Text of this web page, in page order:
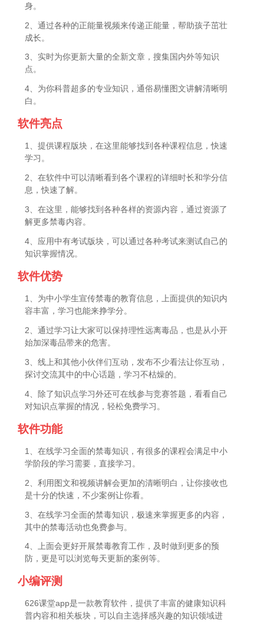
身。
2、通过各种的正能量视频来传递正能量，帮助孩子茁壮
成长。
3、实时为你更新大量的全新文章，搜集国内外等知识
点。
4、为你科普超多的专业知识，通俗易懂图文讲解清晰明
白。
软件亮点
1、提供课程版块，在这里能够找到各种课程信息，快速
学习。
2、在软件中可以清晰看到各个课程的详细时长和学分信
息，快速了解。
3、在这里，能够找到各种各样的资源内容，通过资源了
解更多禁毒内容。
4、应用中有考试版块，可以通过各种考试来测试自己的
知识掌握情况。
软件优势
1、为中小学生宣传禁毒的教育信息，上面提供的知识内
容丰富，学习也能来挣学分。
2、通过学习让大家可以保持理性远离毒品，也是从小开
始加深毒品带来的危害。
3、线上和其他小伙伴们互动，发布不少看法让你互动，
探讨交流其中的中心话题，学习不枯燥的。
4、除了知识点学习外还可在线参与竞赛答题，看看自己
对知识点掌握的情况，轻松免费学习。
软件功能
1、在线学习全面的禁毒知识，有很多的课程会满足中小
学阶段的学习需要，直接学习。
2、利用图文和视频讲解会更加的清晰明白，让你接收也
是十分的快速，不少案例让你看。
3、在线学习全面的禁毒知识，极速来掌握更多的内容，
其中的禁毒活动也免费参与。
4、上面会更好开展禁毒教育工作，及时做到更多的预
防，更是可以浏览每天更新的案例等。
小编评测
626课堂app是一款教育软件，提供了丰富的健康知识科
普内容和相关板块，可以自主选择感兴趣的知识领域进